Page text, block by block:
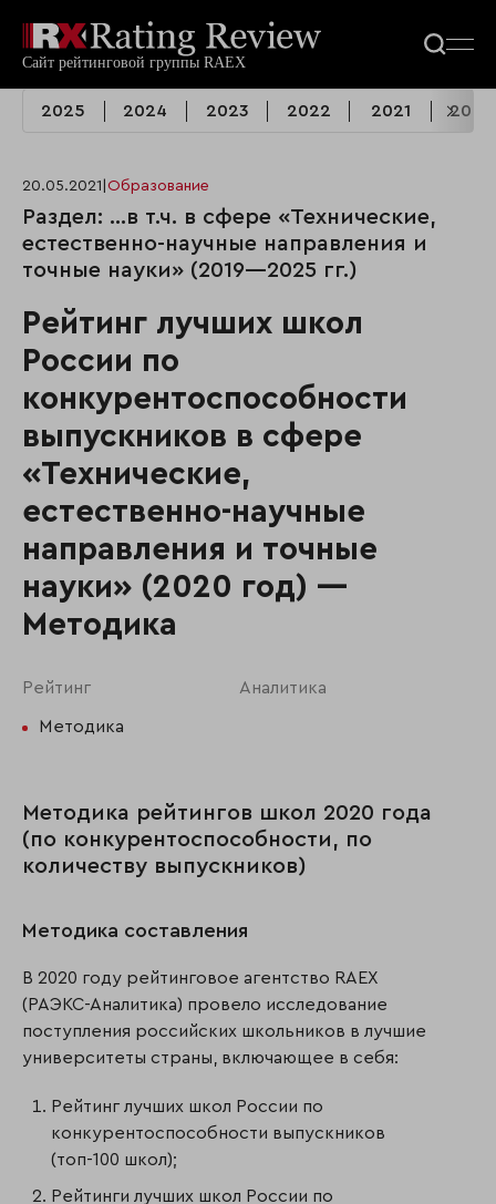
2025 2024 2023 2022 2021 2020
20.05.2021 Образование
Раздел: …в т.ч. в сфере «Технические,
естественно-научные направления и
точные науки» (2019—2025 гг.)
Рейтинг лучших школ
России по
конкурентоспособности
выпускников в сфере
«Технические,
естественно-научные
направления и точные
науки» (2020 год) —
Методика
Рейтинг Аналитика
Методика
Методика рейтингов школ 2020 года
(по конкурентоспособности, по
количеству выпускников)
Методика составления
В 2020 году рейтинговое агентство RAEX
(РАЭКС-Аналитика) провело исследование
поступления российских школьников в лучшие
университеты страны, включающее в себя:
Рейтинг лучших школ России по
конкурентоспособности выпускников
(топ-100 школ);
Рейтинги лучших школ России по